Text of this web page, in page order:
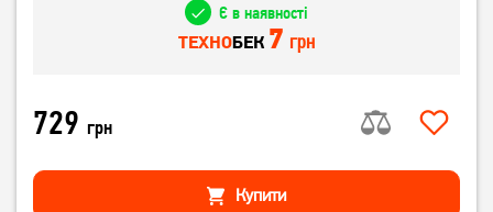
Є в наявності
ТЕХНОБЕК 7 грн
729 грн
Купити